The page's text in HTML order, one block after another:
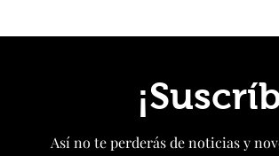
patas tensadas del mundo
Así no te perderás de noticias y